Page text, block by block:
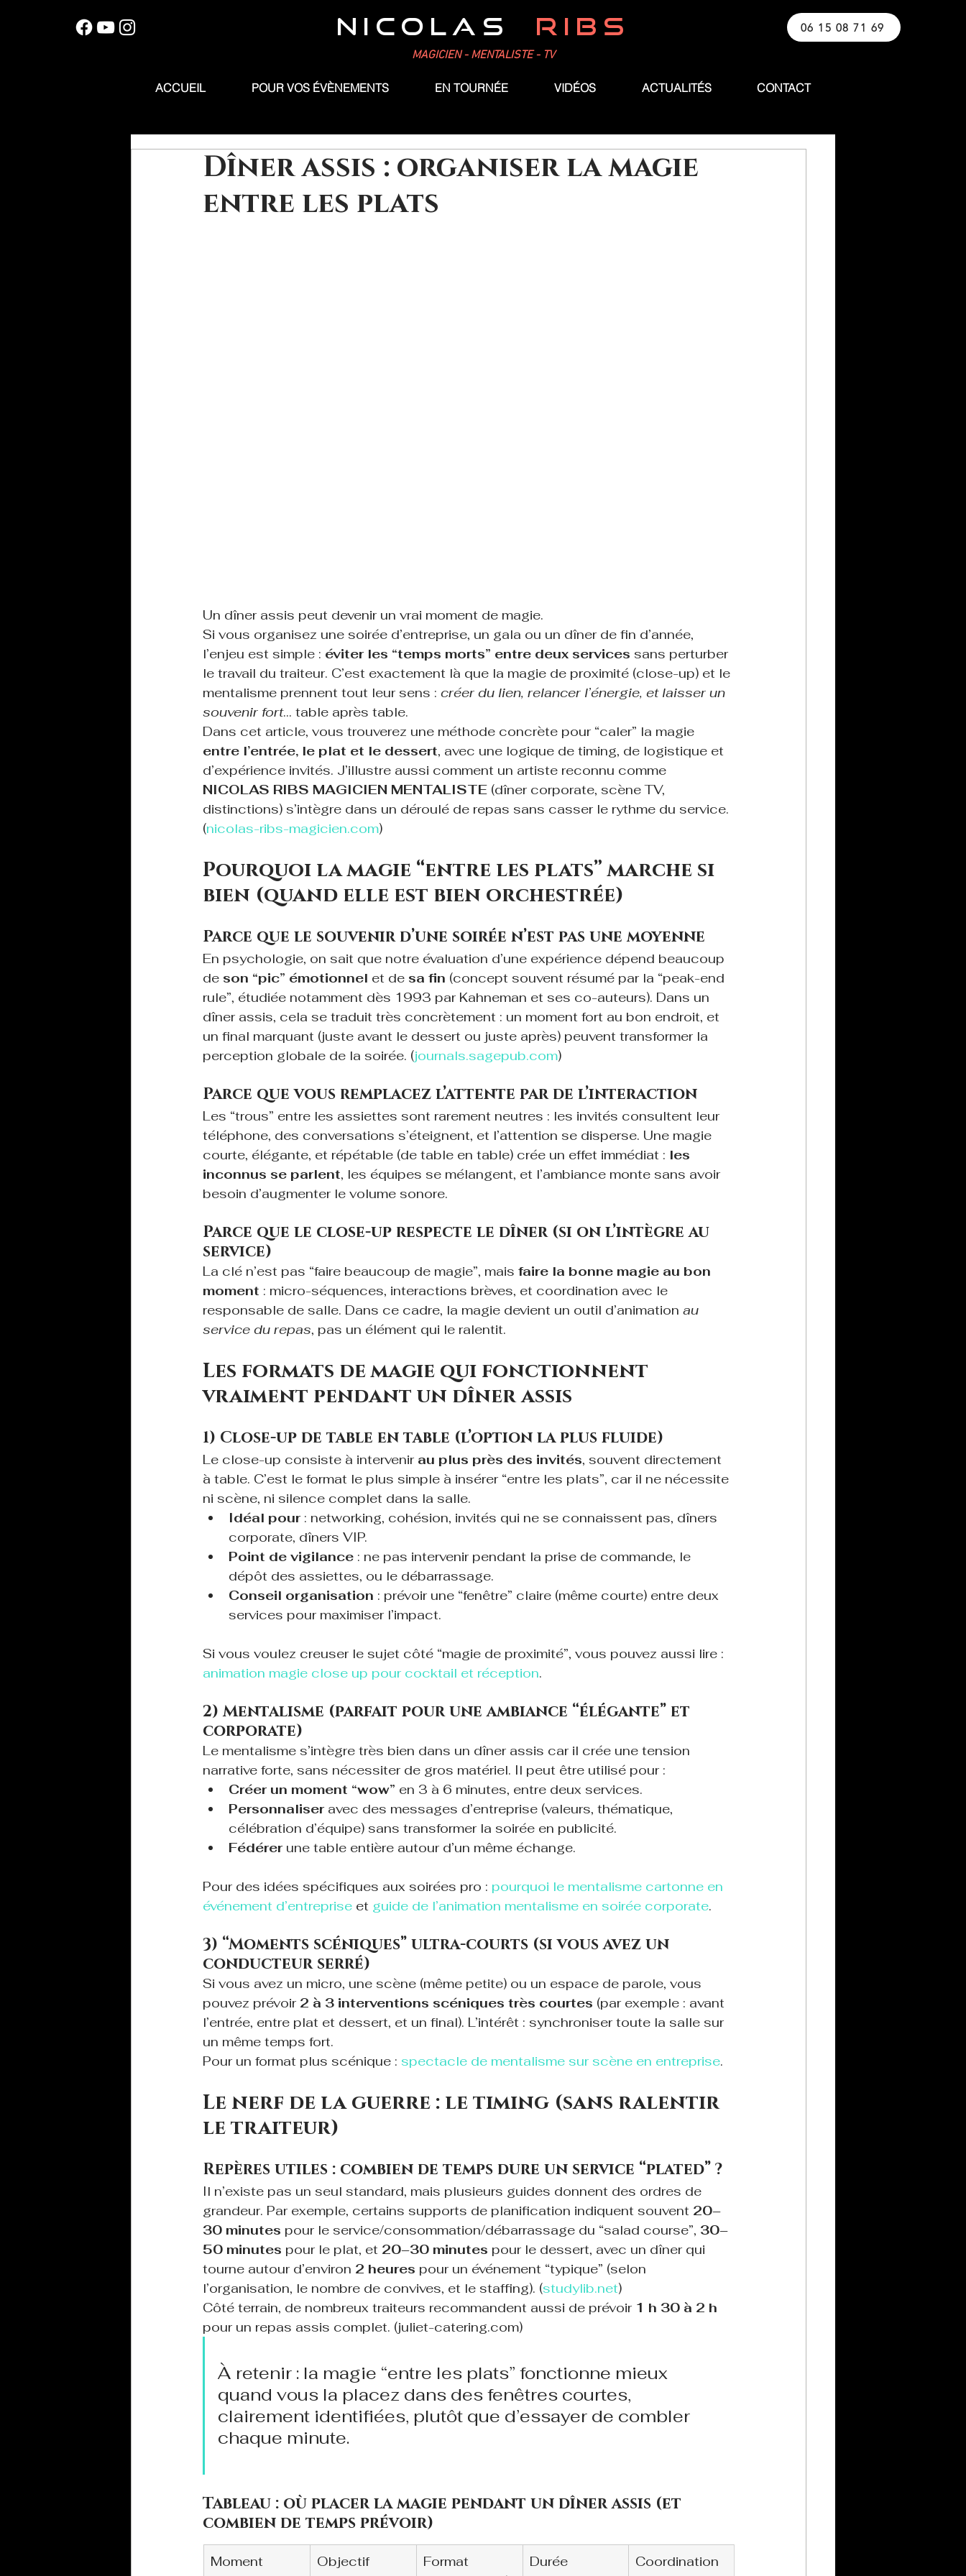
NICOLAS RIBS
MAGICIEN - MENTALISTE - TV
06 15 08 71 69
ACCUEIL POUR VOS ÉVÈNEMENTS EN TOURNÉE VIDÉOS ACTUALITÉS CONTACT
Dîner assis : organiser la magie
entre les plats
Un dîner assis peut devenir un vrai moment de magie.
Si vous organisez une soirée d’entreprise, un gala ou un dîner de fin d’année,
l’enjeu est simple : éviter les “temps morts” entre deux services sans perturber
le travail du traiteur. C’est exactement là que la magie de proximité (close-up) et le
mentalisme prennent tout leur sens : créer du lien, relancer l’énergie, et laisser un
souvenir fort… table après table.
Dans cet article, vous trouverez une méthode concrète pour “caler” la magie
entre l’entrée, le plat et le dessert, avec une logique de timing, de logistique et
d’expérience invités. J’illustre aussi comment un artiste reconnu comme
NICOLAS RIBS MAGICIEN MENTALISTE (dîner corporate, scène TV,
distinctions) s’intègre dans un déroulé de repas sans casser le rythme du service.
(nicolas-ribs-magicien.com)
Pourquoi la magie “entre les plats” marche si
bien (quand elle est bien orchestrée)
Parce que le souvenir d’une soirée n’est pas une moyenne
En psychologie, on sait que notre évaluation d’une expérience dépend beaucoup
de son “pic” émotionnel et de sa fin (concept souvent résumé par la “peak-end
rule”, étudiée notamment dès 1993 par Kahneman et ses co-auteurs). Dans un
dîner assis, cela se traduit très concrètement : un moment fort au bon endroit, et
un final marquant (juste avant le dessert ou juste après) peuvent transformer la
perception globale de la soirée. (journals.sagepub.com)
Parce que vous remplacez l’attente par de l’interaction
Les “trous” entre les assiettes sont rarement neutres : les invités consultent leur
téléphone, des conversations s’éteignent, et l’attention se disperse. Une magie
courte, élégante, et répétable (de table en table) crée un effet immédiat : les
inconnus se parlent, les équipes se mélangent, et l’ambiance monte sans avoir
besoin d’augmenter le volume sonore.
Parce que le close-up respecte le dîner (si on l’intègre au
service)
La clé n’est pas “faire beaucoup de magie”, mais faire la bonne magie au bon
moment : micro-séquences, interactions brèves, et coordination avec le
responsable de salle. Dans ce cadre, la magie devient un outil d’animation au
service du repas, pas un élément qui le ralentit.
Les formats de magie qui fonctionnent
vraiment pendant un dîner assis
1) Close-up de table en table (l’option la plus fluide)
Le close-up consiste à intervenir au plus près des invités, souvent directement
à table. C’est le format le plus simple à insérer “entre les plats”, car il ne nécessite
ni scène, ni silence complet dans la salle.
Idéal pour : networking, cohésion, invités qui ne se connaissent pas, dîners
corporate, dîners VIP.
Point de vigilance : ne pas intervenir pendant la prise de commande, le
dépôt des assiettes, ou le débarrassage.
Conseil organisation : prévoir une “fenêtre” claire (même courte) entre deux
services pour maximiser l’impact.
Si vous voulez creuser le sujet côté “magie de proximité”, vous pouvez aussi lire :
animation magie close up pour cocktail et réception.
2) Mentalisme (parfait pour une ambiance “élégante” et
corporate)
Le mentalisme s’intègre très bien dans un dîner assis car il crée une tension
narrative forte, sans nécessiter de gros matériel. Il peut être utilisé pour :
Créer un moment “wow” en 3 à 6 minutes, entre deux services.
Personnaliser avec des messages d’entreprise (valeurs, thématique,
célébration d’équipe) sans transformer la soirée en publicité.
Fédérer une table entière autour d’un même échange.
Pour des idées spécifiques aux soirées pro : pourquoi le mentalisme cartonne en
événement d’entreprise et guide de l’animation mentalisme en soirée corporate.
3) “Moments scéniques” ultra-courts (si vous avez un
conducteur serré)
Si vous avez un micro, une scène (même petite) ou un espace de parole, vous
pouvez prévoir 2 à 3 interventions scéniques très courtes (par exemple : avant
l’entrée, entre plat et dessert, et un final). L’intérêt : synchroniser toute la salle sur
un même temps fort.
Pour un format plus scénique : spectacle de mentalisme sur scène en entreprise.
Le nerf de la guerre : le timing (sans ralentir
le traiteur)
Repères utiles : combien de temps dure un service “plated” ?
Il n’existe pas un seul standard, mais plusieurs guides donnent des ordres de
grandeur. Par exemple, certains supports de planification indiquent souvent 20–
30 minutes pour le service/consommation/débarrassage du “salad course”, 30–
50 minutes pour le plat, et 20–30 minutes pour le dessert, avec un dîner qui
tourne autour d’environ 2 heures pour un événement “typique” (selon
l’organisation, le nombre de convives, et le staffing). (studylib.net)
Côté terrain, de nombreux traiteurs recommandent aussi de prévoir 1 h 30 à 2 h
pour un repas assis complet. (juliet-catering.com)
À retenir : la magie “entre les plats” fonctionne mieux
quand vous la placez dans des fenêtres courtes,
clairement identifiées, plutôt que d’essayer de combler
chaque minute.
Tableau : où placer la magie pendant un dîner assis (et
combien de temps prévoir)
Moment Objectif
Format
Durée
Coordination